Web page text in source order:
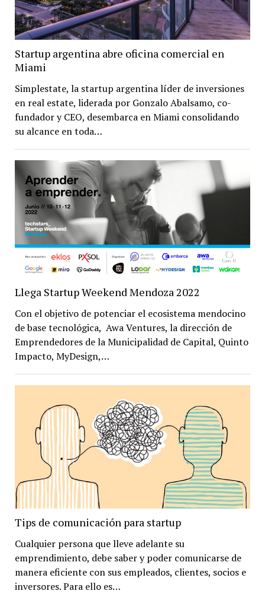
Startup argentina abre oficina comercial en
Miami
Simplestate, la startup argentina líder de inversiones
en real estate, liderada por Gonzalo Abalsamo, co-
fundador y CEO, desembarca en Miami consolidando
su alcance en toda…
Llega Startup Weekend Mendoza 2022
Con el objetivo de potenciar el ecosistema mendocino
de base tecnológica, Awa Ventures, la dirección de
Emprendedores de la Municipalidad de Capital, Quinto
Impacto, MyDesign,…
Tips de comunicación para startup
Cualquier persona que lleve adelante su
emprendimiento, debe saber y poder comunicarse de
manera eficiente con sus empleados, clientes, socios e
inversores. Para ello es…